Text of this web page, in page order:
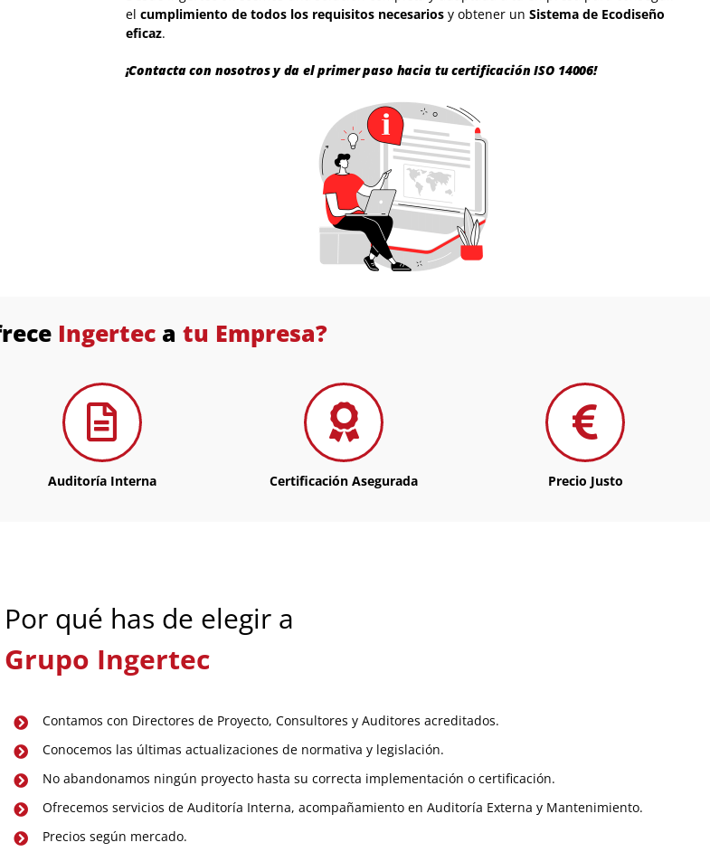
el cumplimiento de todos los requisitos necesarios y obtener un Sistema de Ecodiseño
eficaz.
¡Contacta con nosotros y da el primer paso hacia tu certificación ISO 14006!
Ingertec a tu Empresa?
Auditoría Interna Certificación Asegurada Precio Justo
Por qué has de elegir a
Grupo Ingertec
Contamos con Directores de Proyecto, Consultores y Auditores acreditados.
Conocemos las últimas actualizaciones de normativa y legislación.
No abandonamos ningún proyecto hasta su correcta implementación o certificación.
Ofrecemos servicios de Auditoría Interna, acompañamiento en Auditoría Externa y Mantenimiento.
Precios según mercado.